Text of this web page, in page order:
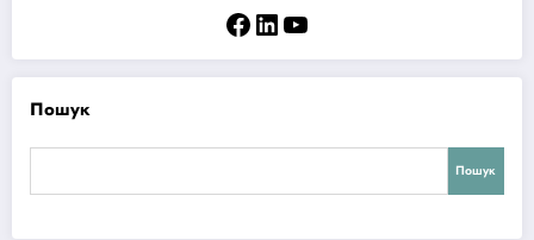
Facebook
LinkedIn
YouTube
Пошук
Пошук